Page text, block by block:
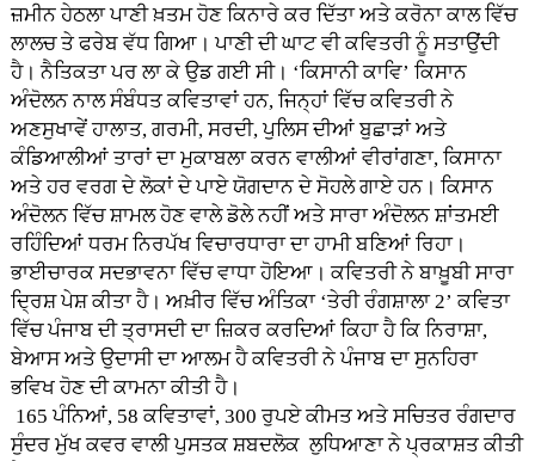
ਜ਼ਮੀਨ ਹੇਠਲਾ ਪਾਣੀ ਖ਼ਤਮ ਹੋਣ ਕਿਨਾਰੇ ਕਰ ਦਿੱਤਾ ਅਤੇ ਕਰੋਨਾ ਕਾਲ ਵਿੱਚ
ਲਾਲਚ ਤੇ ਫਰੇਬ ਵੱਧ ਗਿਆ। ਪਾਣੀ ਦੀ ਘਾਟ ਵੀ ਕਵਿਤਰੀ ਨੂੰ ਸਤਾਉਂਦੀ
ਹੈ। ਨੈਤਿਕਤਾ ਪਰ ਲਾ ਕੇ ਉਡ ਗਈ ਸੀ। ‘ਕਿਸਾਨੀ ਕਾਵਿ’ ਕਿਸਾਨ
ਅੰਦੋਲਨ ਨਾਲ ਸੰਬੰਧਤ ਕਵਿਤਾਵਾਂ ਹਨ, ਜਿਨ੍ਹਾਂ ਵਿੱਚ ਕਵਿਤਰੀ ਨੇ
ਅਣਸੁਖਾਵੇਂ ਹਾਲਾਤ, ਗਰਮੀ, ਸਰਦੀ, ਪੁਲਿਸ ਦੀਆਂ ਬੁਛਾੜਾਂ ਅਤੇ
ਕੰਡਿਆਲੀਆਂ ਤਾਰਾਂ ਦਾ ਮੁਕਾਬਲਾ ਕਰਨ ਵਾਲੀਆਂ ਵੀਰਾਂਗਣਾ, ਕਿਸਾਨਾ
ਅਤੇ ਹਰ ਵਰਗ ਦੇ ਲੋਕਾਂ ਦੇ ਪਾਏ ਯੋਗਦਾਨ ਦੇ ਸੋਹਲੇ ਗਾਏ ਹਨ। ਕਿਸਾਨ
ਅੰਦੋਲਨ ਵਿੱਚ ਸ਼ਾਮਲ ਹੋਣ ਵਾਲੇ ਡੋਲੇ ਨਹੀਂ ਅਤੇ ਸਾਰਾ ਅੰਦੋਲਨ ਸ਼ਾਂਤਮਈ
ਰਹਿੰਦਿਆਂ ਧਰਮ ਨਿਰਪੱਖ ਵਿਚਾਰਧਾਰਾ ਦਾ ਹਾਮੀ ਬਣਿਆਂ ਰਿਹਾ।
ਭਾਈਚਾਰਕ ਸਦਭਾਵਨਾ ਵਿੱਚ ਵਾਧਾ ਹੋਇਆ। ਕਵਿਤਰੀ ਨੇ ਬਾਖ਼ੂਬੀ ਸਾਰਾ
ਦਿ੍ਰਸ਼ ਪੇਸ਼ ਕੀਤਾ ਹੈ। ਅਖ਼ੀਰ ਵਿੱਚ ਅੰਤਿਕਾ ‘ਤੇਰੀ ਰੰਗਸ਼ਾਲਾ 2’ ਕਵਿਤਾ
ਵਿੱਚ ਪੰਜਾਬ ਦੀ ਤ੍ਰਾਸਦੀ ਦਾ ਜ਼ਿਕਰ ਕਰਦਿਆਂ ਕਿਹਾ ਹੈ ਕਿ ਨਿਰਾਸ਼ਾ,
ਬੇਆਸ ਅਤੇ ਉਦਾਸੀ ਦਾ ਆਲਮ ਹੈ ਕਵਿਤਰੀ ਨੇ ਪੰਜਾਬ ਦਾ ਸੁਨਹਿਰਾ
ਭਵਿਖ ਹੋਣ ਦੀ ਕਾਮਨਾ ਕੀਤੀ ਹੈ।
165 ਪੰਨਿਆਂ, 58 ਕਵਿਤਾਵਾਂ, 300 ਰੁਪਏ ਕੀਮਤ ਅਤੇ ਸਚਿਤਰ ਰੰਗਦਾਰ
ਸੁੰਦਰ ਮੁੱਖ ਕਵਰ ਵਾਲੀ ਪੁਸਤਕ ਸ਼ਬਦਲੋਕ ਲੁਧਿਆਣਾ ਨੇ ਪ੍ਰਕਾਸ਼ਤ ਕੀਤੀ